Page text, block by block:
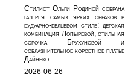
Стилист Ольги Родиной собрана
галерея самых ярких образов в
будуарно‑бельевом стиле: дерзкая
комбинация Лопыревой, стильная
сорочка Брухуновой и
соблазнительное корсетное платье
Дайнеко.
2026-06-26